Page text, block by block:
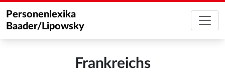
Personenlexika
Baader/Lipowsky
Frankreichs